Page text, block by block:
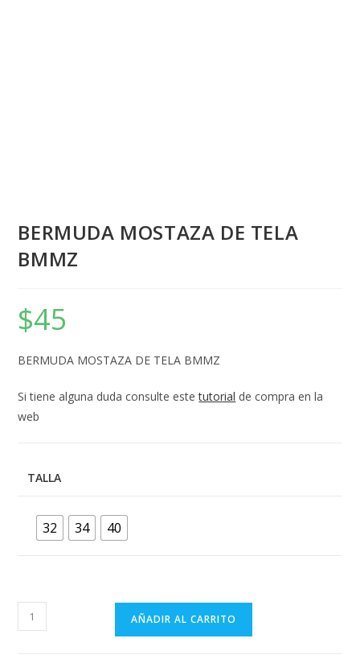
BERMUDA MOSTAZA DE TELA
BMMZ
$45
BERMUDA MOSTAZA DE TELA BMMZ
Si tiene alguna duda consulte estetutorial de compra en la
web
TALLA
32 34 40
BERMUDA
MOSTAZA
AÑADIR AL CARRITO